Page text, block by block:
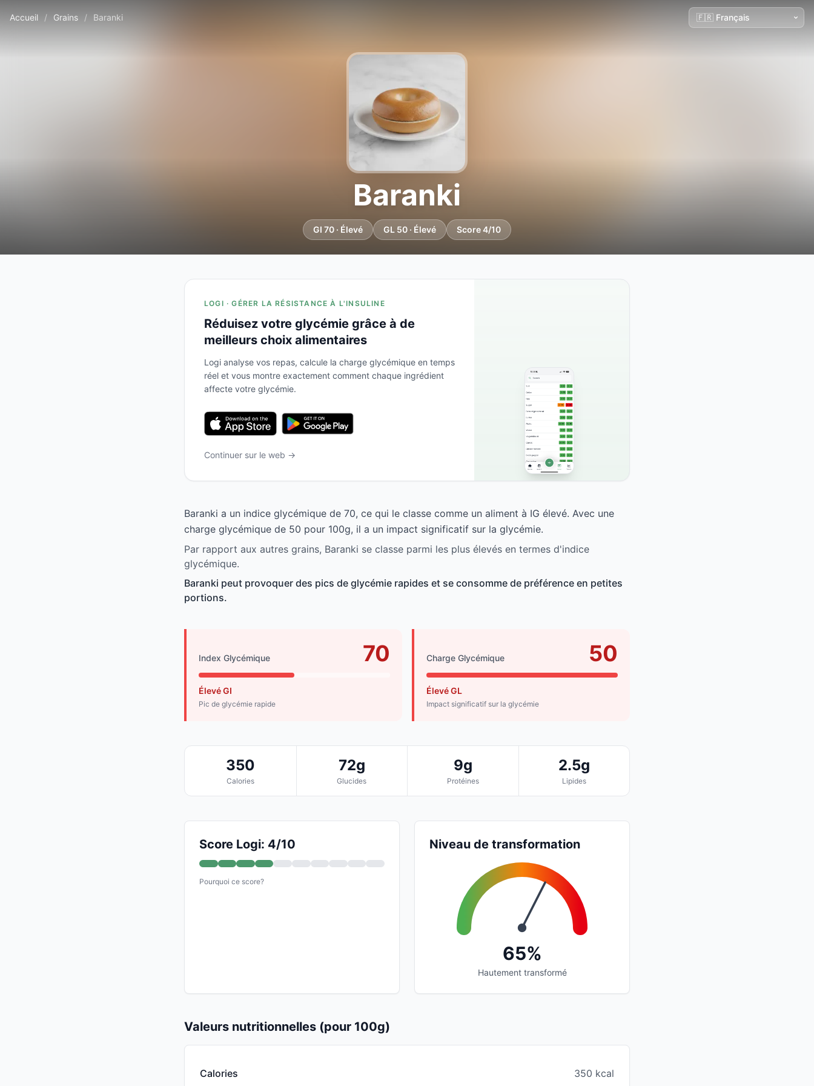
Accueil / Grains / Baranki
Baranki
GI 70 · Élevé GL 50 · Élevé Score 4/10
LOGI · GÉRER LA RÉSISTANCE À L'INSULINE
Réduisez votre glycémie grâce à de
meilleurs choix alimentaires
Logi analyse vos repas, calcule la charge glycémique en temps
réel et vous montre exactement comment chaque ingrédient
affecte votre glycémie.
Continuer sur le web →
Baranki a un indice glycémique de 70, ce qui le classe comme un aliment à IG élevé. Avec une
charge glycémique de 50 pour 100g, il a un impact significatif sur la glycémie.
Par rapport aux autres grains, Baranki se classe parmi les plus élevés en termes d'indice
glycémique.
Baranki peut provoquer des pics de glycémie rapides et se consomme de préférence en petites
portions.
Index Glycémique 70
Élevé GI
Pic de glycémie rapide
Charge Glycémique 50
Élevé GL
Impact significatif sur la glycémie
350
Calories
72g
Glucides
9g
Protéines
2.5g
Lipides
Score Logi: 4/10
Pourquoi ce score?
Niveau de transformation
65%
Hautement transformé
Valeurs nutritionnelles (pour 100g)
Calories 350 kcal